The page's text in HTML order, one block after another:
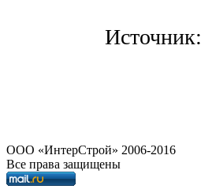
Источник:
OOO «ИнтерСтрой» 2006-2016
Все права защищены